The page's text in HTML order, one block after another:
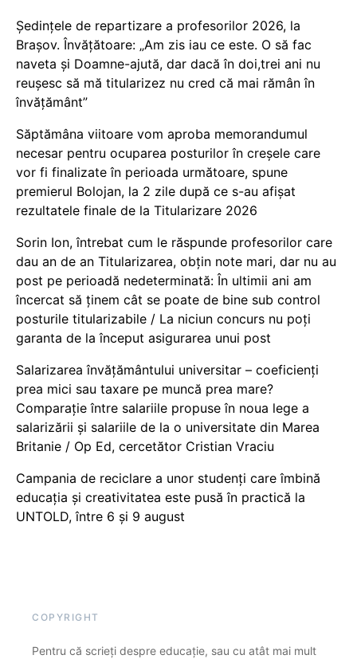
Ședințele de repartizare a profesorilor 2026, la
Brașov. Învățătoare: „Am zis iau ce este. O să fac
naveta și Doamne-ajută, dar dacă în doi,trei ani nu
reușesc să mă titularizez nu cred că mai rămân în
învățământ”
Săptămâna viitoare vom aproba memorandumul
necesar pentru ocuparea posturilor în creșele care
vor fi finalizate în perioada următoare, spune
premierul Bolojan, la 2 zile după ce s-au afișat
rezultatele finale de la Titularizare 2026
Sorin Ion, întrebat cum le răspunde profesorilor care
dau an de an Titularizarea, obțin note mari, dar nu au
post pe perioadă nedeterminată: În ultimii ani am
încercat să ținem cât se poate de bine sub control
posturile titularizabile / La niciun concurs nu poți
garanta de la început asigurarea unui post
Salarizarea învățământului universitar – coeficienți
prea mici sau taxare pe muncă prea mare?
Comparație între salariile propuse în noua lege a
salarizării și salariile de la o universitate din Marea
Britanie / Op Ed, cercetător Cristian Vraciu
Campania de reciclare a unor studenți care îmbină
educația și creativitatea este pusă în practică la
UNTOLD, între 6 și 9 august
COPYRIGHT
Pentru că scrieți despre educație, sau cu atât mai mult